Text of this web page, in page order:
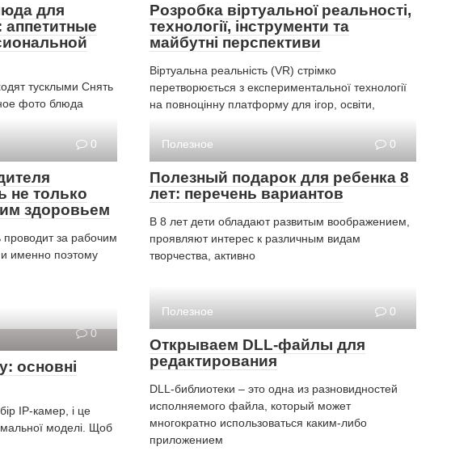
для
аппетитные
тусклыми Снять
фото блюда
Розробка віртуальної реальності,
технології, інструменти та
майбутні перспективи
Віртуальна реальність (VR) стрімко
перетворюється з експериментальної технології
на повноцінну платформу для ігор, освіти,
0
не только
здоровьем
за рабочим
именно поэтому
Полезное 0
Полезный подарок для ребенка 8
лет: перечень вариантов
В 8 лет дети обладают развитым воображением,
проявляют интерес к различным видам
творчества, активно
0
основні
IP-камер, і це
моделі. Щоб
Полезное 0
Открываем DLL-файлы для
редактирования
DLL-библиотеки – это одна из разновидностей
исполняемого файла, который может
многократно использоваться каким-либо
приложением